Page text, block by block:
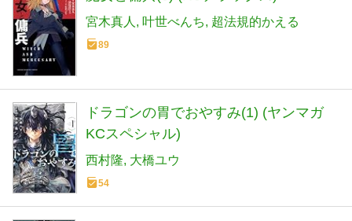
宮木真人 叶世べんち 超法規的かえる
89
ドラゴンの胃でおやすみ(1) (ヤンマガ
KCスペシャル)
西村隆 大橋ユウ
54